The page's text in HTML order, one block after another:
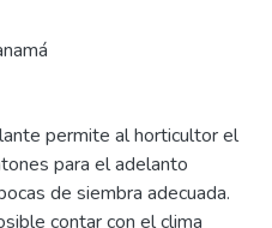
permite al horticultor el
para el adelanto
de siembra adecuada.
contar con el clima